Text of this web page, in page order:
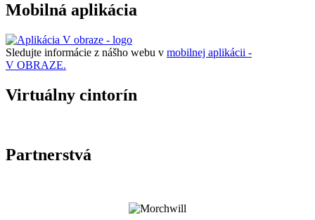
Mobilná aplikácia
Sledujte informácie z nášho webu v mobilnej aplikácii -
V OBRAZE.
Virtuálny cintorín
Partnerstvá